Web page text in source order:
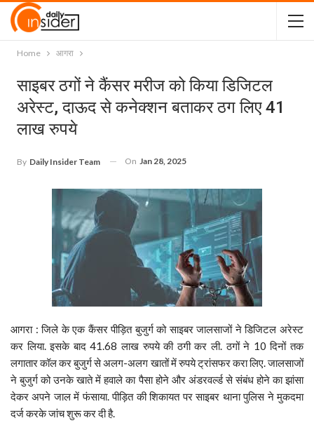
Home आगरा
साइबर ठगों ने कैंसर मरीज को किया डिजिटल
अरेस्ट, दाऊद से कनेक्शन बताकर ठग लिए 41
लाख रुपये
By Daily Insider Team On Jan 28, 2025
आगरा : जिले के एक कैंसर पीड़ित बुजुर्ग को साइबर जालसाजों ने डिजिटल अरेस्ट
कर लिया. इसके बाद 41.68 लाख रुपये की ठगी कर ली. ठगों ने 10 दिनों तक
लगातार कॉल कर बुजुर्ग से अलग-अलग खातों में रुपये ट्रांसफर करा लिए. जालसाजों
ने बुजुर्ग को उनके खाते में हवाले का पैसा होने और अंडरवर्ल्ड से संबंध होने का झांसा
देकर अपने जाल में फंसाया. पीड़ित की शिकायत पर साइबर थाना पुलिस ने मुकदमा
दर्ज करके जांच शुरू कर दी है.